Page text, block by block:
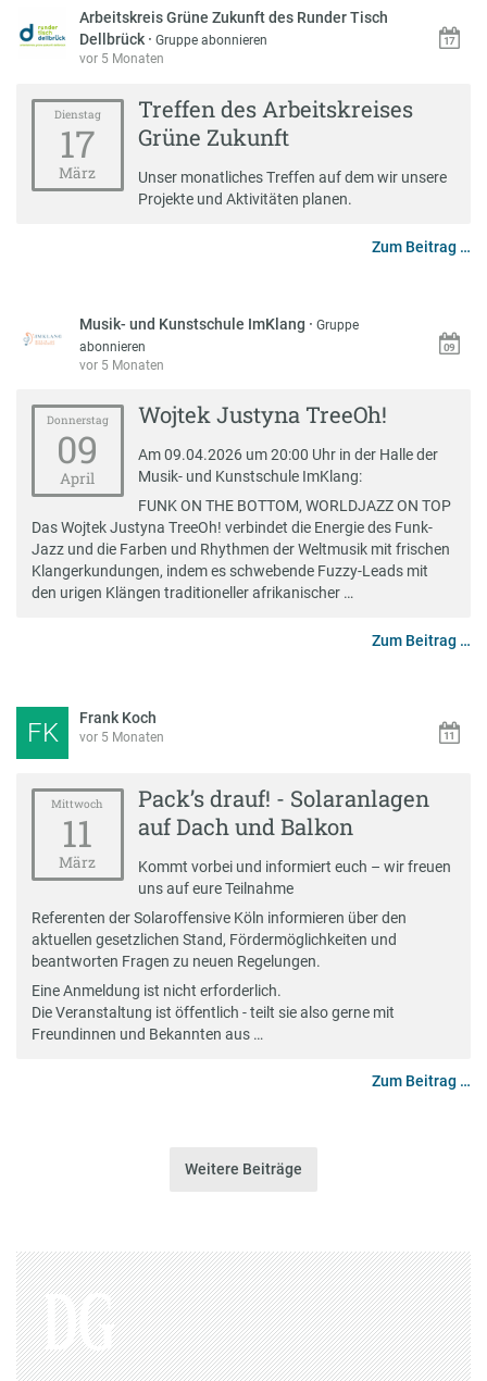
Arbeitskreis Grüne Zukunft des Runder Tisch
Dellbrück ·Gruppe abonnieren
vor 5 Monaten
Dienstag
17
März
Treffen des Arbeitskreises
Grüne Zukunft
Unser monatliches Treffen auf dem wir unsere
Projekte und Aktivitäten planen.
Zum Beitrag …
Musik- und Kunstschule ImKlang ·Gruppe
abonnieren
vor 5 Monaten
Donnerstag
09
April
Wojtek Justyna TreeOh!
Am 09.04.2026 um 20:00 Uhr in der Halle der
Musik- und Kunstschule ImKlang:
FUNK ON THE BOTTOM, WORLDJAZZ ON TOP
Das Wojtek Justyna TreeOh! verbindet die Energie des Funk-
Jazz und die Farben und Rhythmen der Weltmusik mit frischen
Klangerkundungen, indem es schwebende Fuzzy-Leads mit
den urigen Klängen traditioneller afrikanischer …
Zum Beitrag …
FK Frank Koch
vor 5 Monaten
Mittwoch
11
März
Pack’s drauf! - Solaranlagen
auf Dach und Balkon
Kommt vorbei und informiert euch – wir freuen
uns auf eure Teilnahme
Referenten der Solaroffensive Köln informieren über den
aktuellen gesetzlichen Stand, Fördermöglichkeiten und
beantworten Fragen zu neuen Regelungen.
Eine Anmeldung ist nicht erforderlich.
Die Veranstaltung ist öffentlich - teilt sie also gerne mit
Freundinnen und Bekannten aus …
Zum Beitrag …
Weitere Beiträge